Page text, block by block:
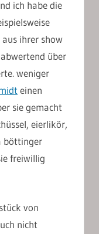
ich habe die
ihrer show
über
weniger
einen
sie gemacht
eierlikör,
böttinger
freiwillig
von
nicht